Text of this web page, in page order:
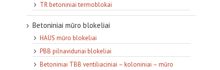
TR betoniniai termoblokai
Betoniniai mūro blokeliai
HAUS mūro blokeliai
PBB pilnaviduriai blokeliai
Betoniniai TBB ventiliaciniai – koloniniai – mūro